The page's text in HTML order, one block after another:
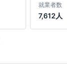
就業者数
7,612人